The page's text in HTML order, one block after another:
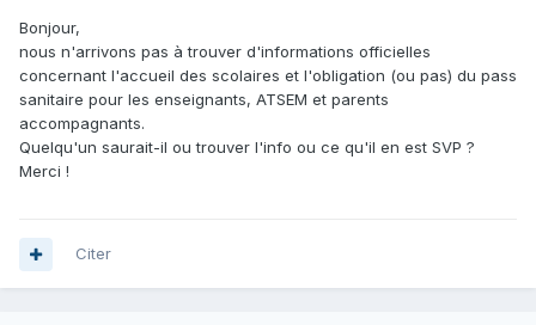
Bonjour,
nous n'arrivons pas à trouver d'informations officielles
concernant l'accueil des scolaires et l'obligation (ou pas) du pass
sanitaire pour les enseignants, ATSEM et parents
accompagnants.
Quelqu'un saurait-il ou trouver l'info ou ce qu'il en est SVP ?
Merci !
Citer